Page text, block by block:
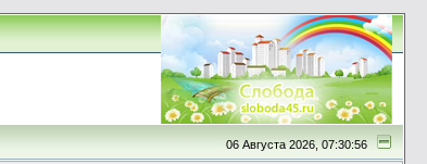
06 Августа 2026, 07:30:56